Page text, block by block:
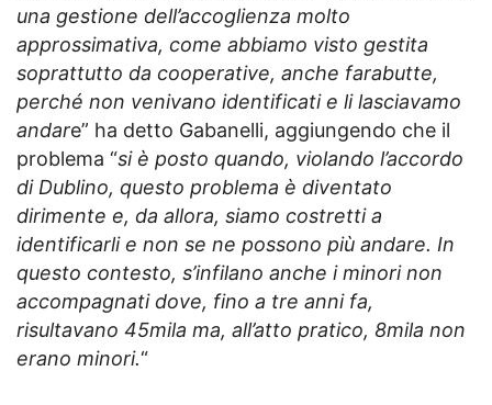
una gestione dell’accoglienza molto
approssimativa, come abbiamo visto gestita
soprattutto da cooperative, anche farabutte,
perché non venivano identificati e li lasciavamo
andare” ha detto Gabanelli, aggiungendo che il
problema “si è posto quando, violando l’accordo
di Dublino, questo problema è diventato
dirimente e, da allora, siamo costretti a
identificarli e non se ne possono più andare. In
questo contesto, s’infilano anche i minori non
accompagnati dove, fino a tre anni fa,
risultavano 45mila ma, all’atto pratico, 8mila non
erano minori.“